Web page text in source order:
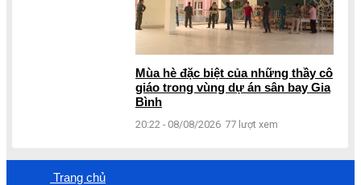
Mùa hè đặc biệt của những thầy cô
giáo trong vùng dự án sân bay Gia
Bình
20:22 - 08/08/2026 77 lượt xem
Trang chủ